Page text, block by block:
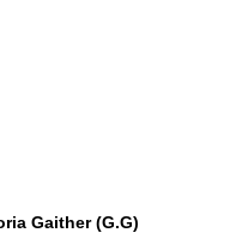
Gaither (G.G)